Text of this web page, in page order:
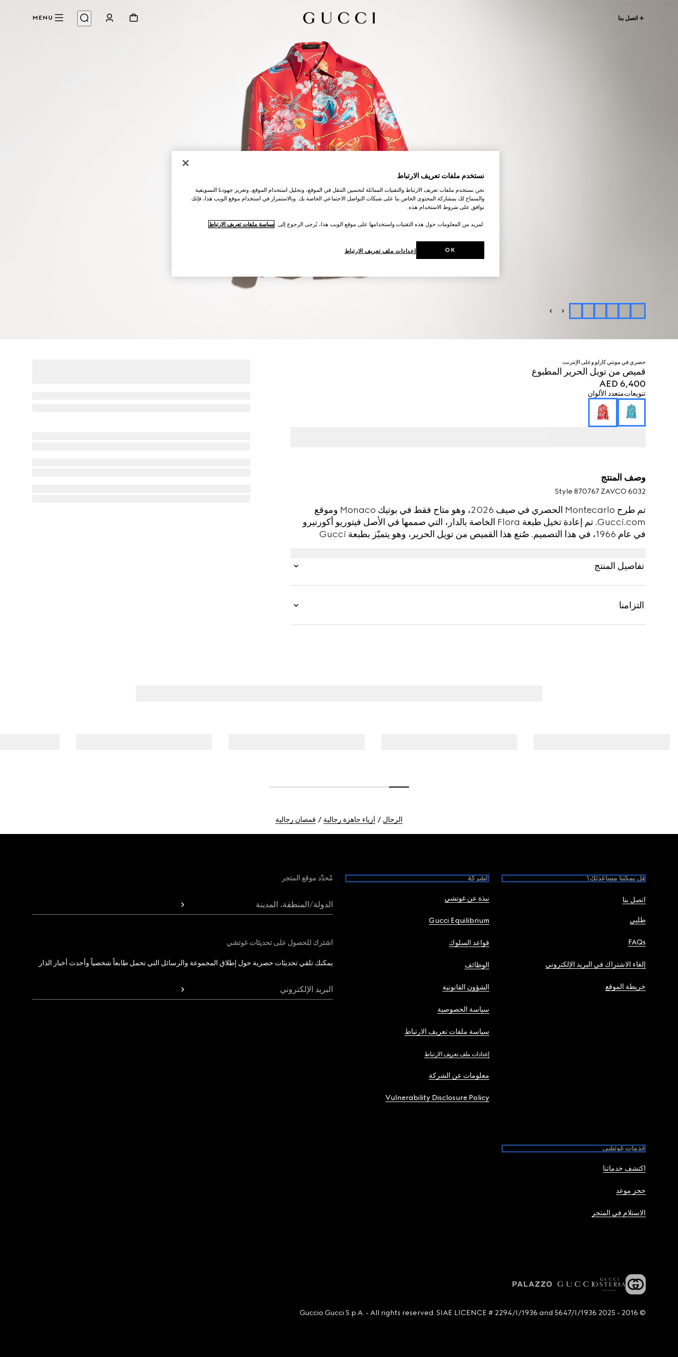
اتصل بنا MENU
حصري في مونتي كارلو وعلى الإنترنت
قميص من تويل الحرير المطبوع
AED 6,400
تنويعاتمتعدد الألوان
وصف المنتج
Style ‎870767 ZAVCO 6032
تم طرح Montecarlo الحصري في صيف 2026، وهو متاح فقط في بوتيك Monaco وموقع
Gucci.com. تم إعادة تخيل طبعة Flora الخاصة بالدار، التي صممها في الأصل فيتوريو أكورنيرو
في عام 1966، في هذا التصميم. صُنع هذا القميص من تويل الحرير، وهو يتميّز بطبعة Gucci
تفاصيل المنتج
التزامنا
الرجال أزياء جاهزة رجالية قمصان رجالية
هل يمكننا مساعدتك؟
اتصل بنا
طلبي
FAQs
إلغاء الاشتراك في البريد الإلكتروني
خريطة الموقع
الشركة
نبذة عن غوتشي
Gucci Equilibrium
قواعد السلوك
الوظائف
الشؤون القانونية
سياسة الخصوصية
سياسة ملفات تعريف الارتباط
إعدادات ملف تعريف الارتباط
معلومات عن الشركة
Vulnerability Disclosure Policy
خدمات غوتشي
اكتشف خدماتنا
حجز موعد
الاستلام في المتجر
مُحدّد موقع المتجر
الدولة/المنطقة، المدينة
اشترك للحصول على تحديثات غوتشي
يمكنك تلقي تحديثات حصرية حول إطلاق المجموعة والرسائل التي تحمل طابعاً شخصياً وأحدث أخبار الدار.
البريد الإلكتروني
© 2016 - 2025 Guccio Gucci S.p.A. - All rights reserved. SIAE LICENCE # 2294/I/1936 and 5647/I/1936
نستخدم ملفات تعريف الارتباط
نحن نستخدم ملفات تعريف الارتباط والتقنيات المماثلة لتحسين التنقل في الموقع، وتحليل استخدام الموقع، وتعزيز جهودنا التسويقية
والسماح لك بمشاركة المحتوى الخاص بنا على شبكات التواصل الاجتماعي الخاصة بك. وبالاستمرار في استخدام موقع الويب هذا، فإنك
توافق على شروط الاستخدام هذه.
.لمزيد من المعلومات حول هذه التقنيات واستخدامها على موقع الويب هذا، يُرجى الرجوع إلى سياسة ملفات تعريف الارتباط
إعدادات ملف تعريف الارتباط OK